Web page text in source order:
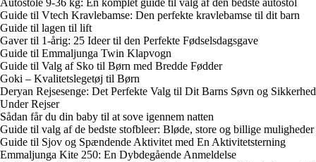
Guide til Vtech Kravlebamse: Den perfekte kravlebamse til dit barn
Guide til lagen til lift
Gaver til 1-årig: 25 Ideer til den Perfekte Fødselsdagsgave
Guide til Emmaljunga Twin Klapvogn
Guide til Valg af Sko til Børn med Bredde Fødder
Goki – Kvalitetslegetøj til Børn
Deryan Rejsesenge: Det Perfekte Valg til Dit Barns Søvn og Sikkerhed
Under Rejser
Sådan får du din baby til at sove igennem natten
Guide til valg af de bedste stofbleer: Bløde, store og billige muligheder
Guide til Sjov og Spændende Aktivitet med En Aktivitetsterning
Emmaljunga Kite 250: En Dybdegående Anmeldelse